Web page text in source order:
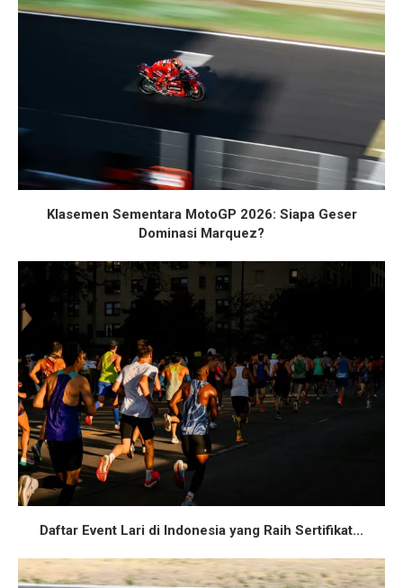
Klasemen Sementara MotoGP 2026: Siapa Geser
Dominasi Marquez?
Daftar Event Lari di Indonesia yang Raih Sertifikat...